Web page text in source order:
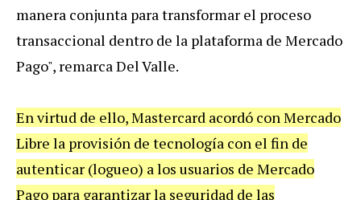
manera conjunta paratransformar el proceso
transaccional dentro de la plataforma de Mercado
Pago", remarcaDelValle.
Envirtud de ello,Mastercard acordó conMercado
Libre la provisión de tecnología con el fin de
autenticar (logueo) alos usuarios de Mercado
Pago para garantizarla seguridad de las